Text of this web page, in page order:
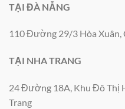
TẠI ĐÀ NẴNG
110 Đường 29/3 Hòa Xuân,
TẠI NHA TRANG
24 Đường 18A, Khu Đô Thị
Trang